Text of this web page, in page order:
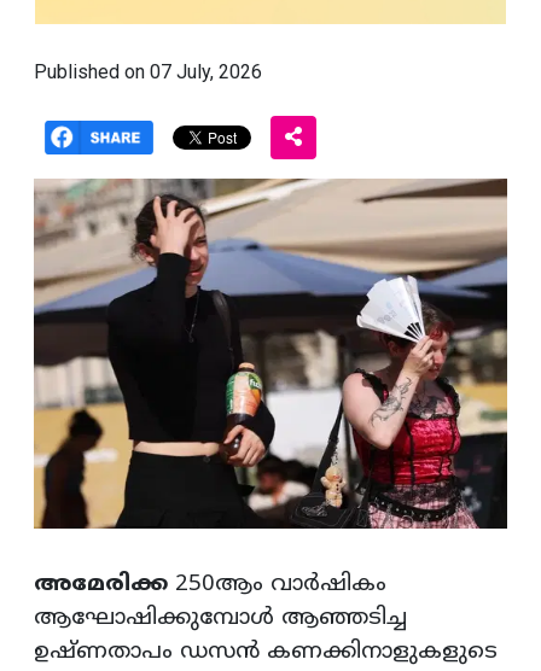
Published on 07 July, 2026
അമേരിക്ക 250ആം വാർഷികം
ആഘോഷിക്കുമ്പോൾ ആഞ്ഞടിച്ച
ഉഷ്ണതാപം ഡസൻ കണക്കിനാളുകളുടെ